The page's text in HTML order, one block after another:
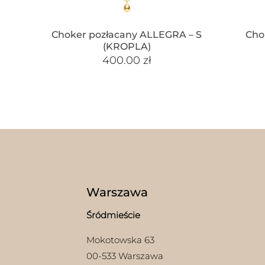
Choker pozłacany ALLEGRA – S
(KROPLA)
400.00 zł
Warszawa
Śródmieście
Mokotowska 63
00-533 Warszawa